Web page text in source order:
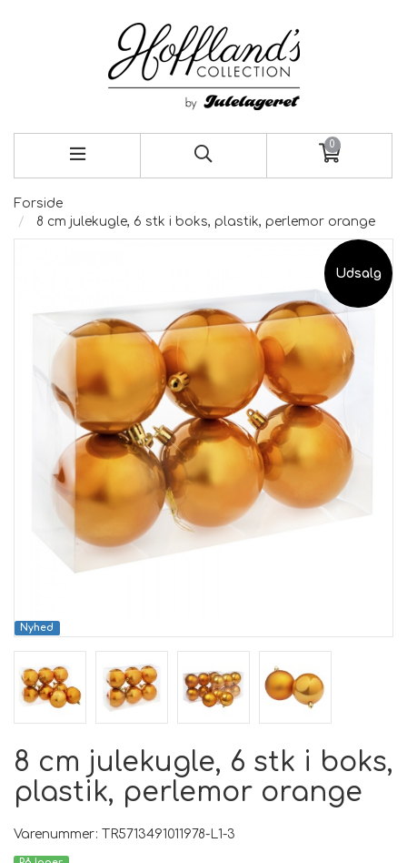
0
Forside
8 cm julekugle, 6 stk i boks, plastik, perlemor orange
Nyhed
Udsalg
8 cm julekugle, 6 stk i boks,
plastik, perlemor orange
Varenummer: TR5713491011978-L1-3